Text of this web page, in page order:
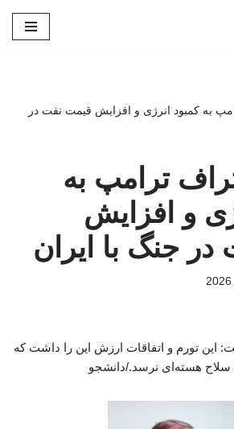
به کمبود انرژی و افزایش قیمت نفت در
ترامپ به
و افزایش
جنگ با ایران
این تورم و اتفاقات ارزش این را داشت که
سلاح هسته‌ای نرسد./دانشجو